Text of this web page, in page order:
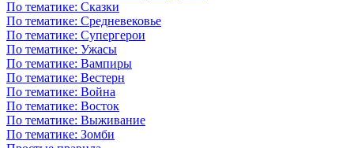
По тематике: Сказки
По тематике: Средневековье
По тематике: Супергерои
По тематике: Ужасы
По тематике: Вампиры
По тематике: Вестерн
По тематике: Война
По тематике: Восток
По тематике: Выживание
По тематике: Зомби